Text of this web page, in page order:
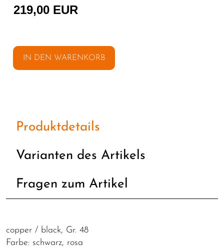
219,00 EUR
IN DEN WARENKORB
Produktdetails
Varianten des Artikels
Fragen zum Artikel
copper / black, Gr. 48
Farbe: schwarz, rosa